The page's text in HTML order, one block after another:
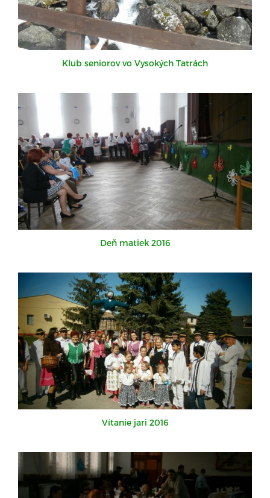
Klub seniorov vo Vysokých Tatrách
Deň matiek 2016
Vítanie jari 2016